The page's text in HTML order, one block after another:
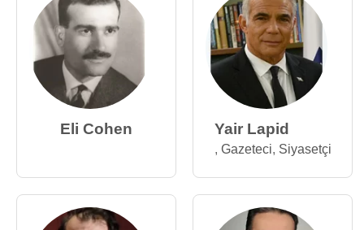
Eli Cohen Yair Lapid
, Gazeteci, Siyasetçi